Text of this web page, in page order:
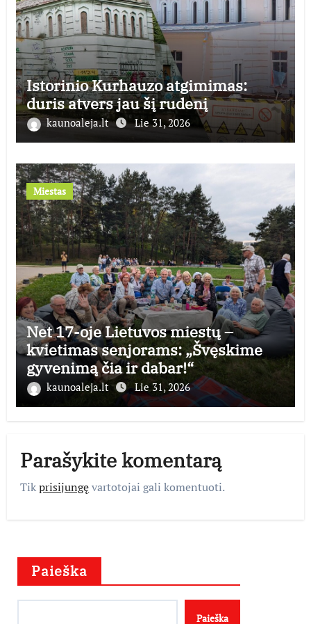
Istorinio Kurhauzo atgimimas:
duris atvers jau šį rudenį
kaunoaleja.lt Lie 31, 2026
Miestas
Net 17-oje Lietuvos miestų –
kvietimas senjorams: „Švęskime
gyvenimą čia ir dabar!“
kaunoaleja.lt Lie 31, 2026
Parašykite komentarą
Tikprisijungęvartotojai gali komentuoti.
Paieška
Paieška